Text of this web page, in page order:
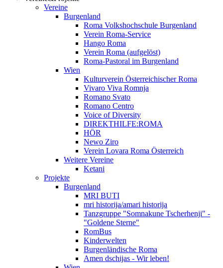
Vereine
Burgenland
Roma Volkshochschule Burgenland
Verein Roma-Service
Hango Roma
Verein Roma (aufgelöst)
Roma-Pastoral im Burgenland
Wien
Kulturverein Österreichischer Roma
Vivaro Viva Romnja
Romano Svato
Romano Centro
Voice of Diversity
DIREKTHILFE:ROMA
HÖR
Newo Ziro
Verein Lovara Roma Österreich
Weitere Vereine
Ketani
Projekte
Burgenland
MRI BUTI
mri historija/amari historija
Tanzgruppe "Somnakune Tscherhenji" -
"Goldene Sterne"
RomBus
Kinderwelten
Burgenländische Roma
Amen dschijas - Wir leben!